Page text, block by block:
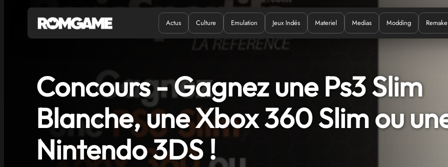
Quand ? Où ? Quoi ?
Actus Culture Emulation Jeux Indés Materiel Medias Modding Remake
Concours - Gagnez une Ps3 Slim
Blanche, une Xbox 360 Slim ou
Nintendo 3DS !